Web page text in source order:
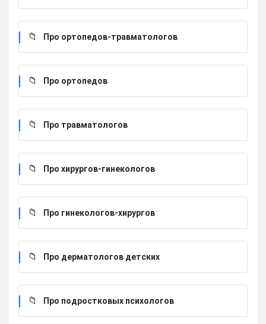
Про ортопедов-травматологов
Про ортопедов
Про травматологов
Про хирургов-гинекологов
Про гинекологов-хирургов
Про дерматологов детских
Про подростковых психологов